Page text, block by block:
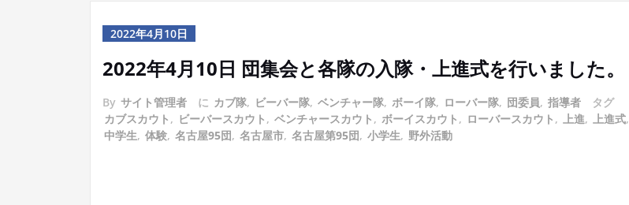
2022年4月10日
2022年4月10日 団集会と各隊の入隊・上進式を行いました。
By サイト管理者 に カブ隊, ビーバー隊, ベンチャー隊, ボーイ隊, ローバー隊, 団委員, 指導者
タグ
カブスカウト , ビーバースカウト , ベンチャースカウト , ボーイスカウト , ローバースカウト , 上進, 上進式,
中学生, 体験, 名古屋95団, 名古屋市, 名古屋第95団, 小学生, 野外活動